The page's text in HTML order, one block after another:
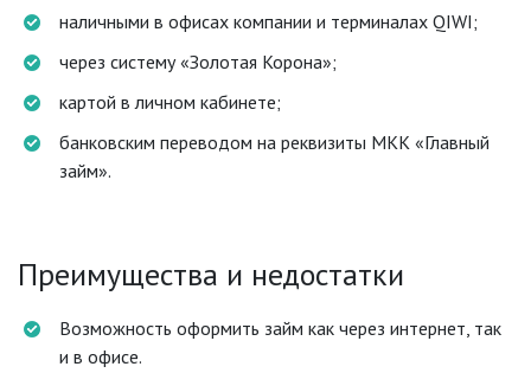
наличными в офисах компании и терминалах QIWI;
через систему «Золотая Корона»;
картой в личном кабинете;
банковским переводом на реквизиты МКК «Главный
займ».
Преимущества и недостатки
Возможность оформить займ как через интернет, так
и в офисе.